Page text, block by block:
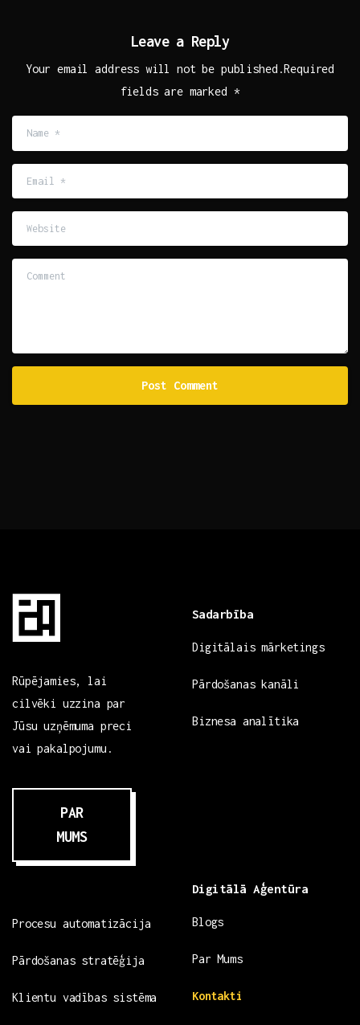
Leave a Reply
Your email address will not be published.Required
fields are marked *
*
Website
Rūpējamies, lai
cilvēki uzzina par
Jūsu uzņēmuma preci
vai pakalpojumu.
PAR
MUMS
Sadarbība
Digitālais mārketings
Pārdošanas kanāli
Biznesa analītika
Procesu automatizācija
Pārdošanas stratēģija
Klientu vadības sistēma
Digitālā Aģentūra
Blogs
Par Mums
Kontakti